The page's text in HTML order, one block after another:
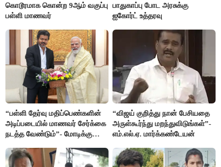
கொடூரமாக கொன்ற 9ஆம் வகுப்பு
பள்ளி மாணவர்
பாதுகாப்பு போட அரசுக்கு
ஐகோர்ட் உத்தரவு
“பள்ளி தேர்வு மதிப்பெண்களின்
அடிப்படையில் மாணவர் சேர்க்கை
நடத்த வேண்டும்”- மோடிக்கு
“விஜய் குறித்து நான் பேசியதை
அருள்கூர்ந்து மறந்துவிடுங்கள்”-
எம்.எல்.ஏ. மார்க்கண்டேயன்